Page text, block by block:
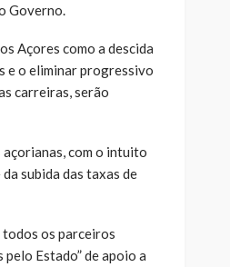
Governo.
Açores como a descida
e o eliminar progressivo
carreiras, serão
açorianas, com o intuito
subida das taxas de
todos os parceiros
pelo Estado” de apoio a